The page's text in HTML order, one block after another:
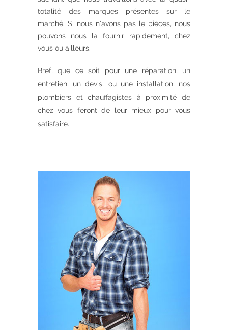
totalité des marques présentes sur le
marché. Si nous n'avons pas le pièces, nous
pouvons nous la fournir rapidement, chez
vous ou ailleurs.
Bref, que ce soit pour une réparation, un
entretien, un devis, ou une installation, nos
plombiers et chauffagistes à proximité de
chez vous feront de leur mieux pour vous
satisfaire.